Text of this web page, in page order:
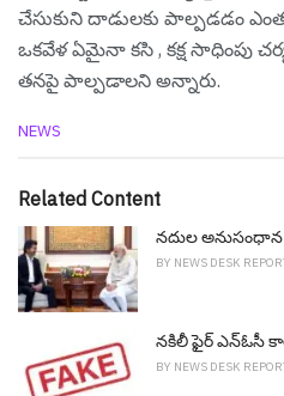
చేసుకుని దాడుల‌కు పాల్ప‌డ‌డం ఎంత
ఒక‌వేళ ఏమైనా క‌సి , కక్ష సాధింపు
త‌న‌పై పాల్ప‌డాల‌ని అన్నారు.
C
e
o
r
i
e
NEWS
Related Content
నదుల అనుసంధాన
BY NEWS DESK
నకిలీ ఫైర్ ఎన్ఓసీ
BY NEWS DESK